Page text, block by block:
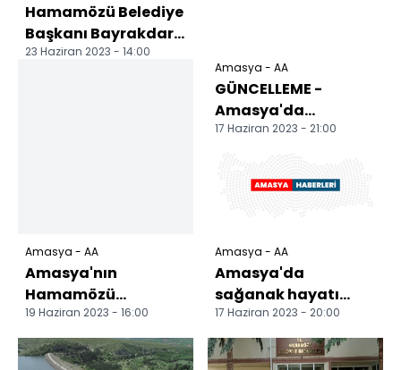
Hamamözü Belediye
Başkanı Bayrakdar,
yaşlıları ziyaret etti
23 Haziran 2023 - 14:00
Amasya - AA
Amasya'nın
Hamamözü
ilçesinde sağanak
dolayısıyla bazı
yollar kapandı
19 Haziran 2023 - 16:00
Amasya - AA
GÜNCELLEME -
Amasya'da
sağanak hayatı
17 Haziran 2023 - 21:00
Amasya - AA
Amasya'da
sağanak hayatı
olumsuz etkiledi
17 Haziran 2023 - 20:00